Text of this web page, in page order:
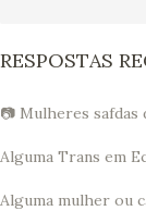
RESPOSTAS
📷 Mulheres
Alguma Trans em
Alguma mulher ou